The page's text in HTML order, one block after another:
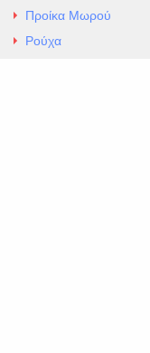
Προίκα Μωρού
Ρούχα